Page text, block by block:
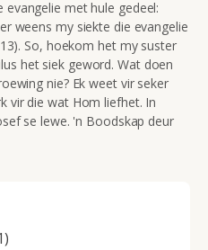
met hule gedeel:
weens my siekte die evangelie
So, hoekom het my suster
het siek geword. Wat doen
nie? Ek weet vir seker
vir die wat Hom liefhet. In
se lewe. 'n Boodskap deur